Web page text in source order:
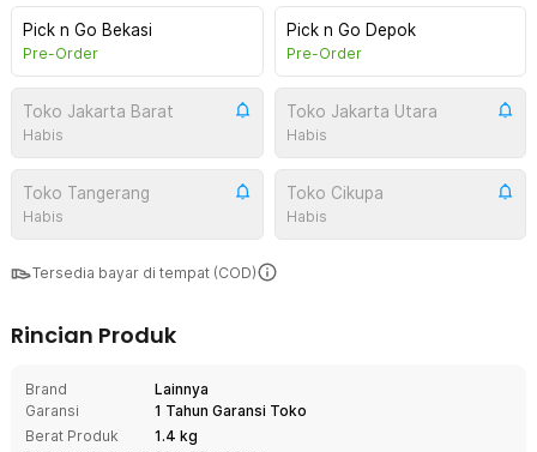
Pick n Go Bekasi
Pre-Order
Pick n Go Depok
Pre-Order
Toko Jakarta Barat
Habis
Toko Jakarta Utara
Habis
Toko Tangerang
Habis
Toko Cikupa
Habis
Tersedia bayar di tempat (COD)
Rincian Produk
Brand
Lainnya
Garansi
1 Tahun Garansi Toko
Berat Produk
1.4 kg